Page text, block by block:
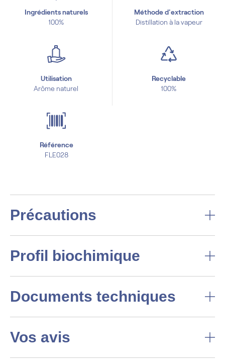
Ingrédients naturels
100%
Méthode d'extraction
Distillation à la vapeur
Utilisation
Arôme naturel
Recyclable
100%
Référence
FLE028
Précautions
Profil biochimique
Documents techniques
Vos avis